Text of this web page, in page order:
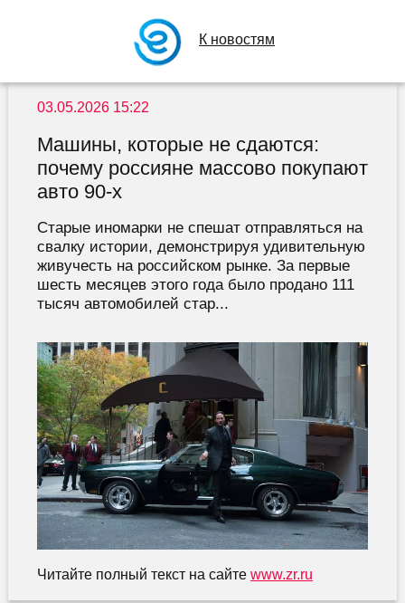
К новостям
03.05.2026 15:22
Машины, которые не сдаются:
почему россияне массово покупают
авто 90-х
Старые иномарки не спешат отправляться на
свалку истории, демонстрируя удивительную
живучесть на российском рынке. За первые
шесть месяцев этого года было продано 111
тысяч автомобилей стар...
Читайте полный текст на сайте www.zr.ru